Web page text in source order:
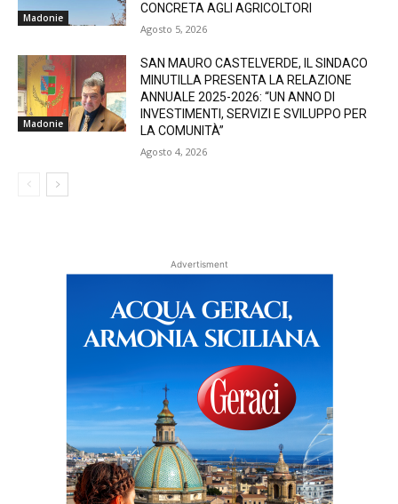
Madonie
CONCRETA AGLI AGRICOLTORI
Agosto 5, 2026
Madonie
SAN MAURO CASTELVERDE, IL SINDACO
MINUTILLA PRESENTA LA RELAZIONE
ANNUALE 2025-2026: “UN ANNO DI
INVESTIMENTI, SERVIZI E SVILUPPO PER
LA COMUNITÀ”
Agosto 4, 2026
Advertisment